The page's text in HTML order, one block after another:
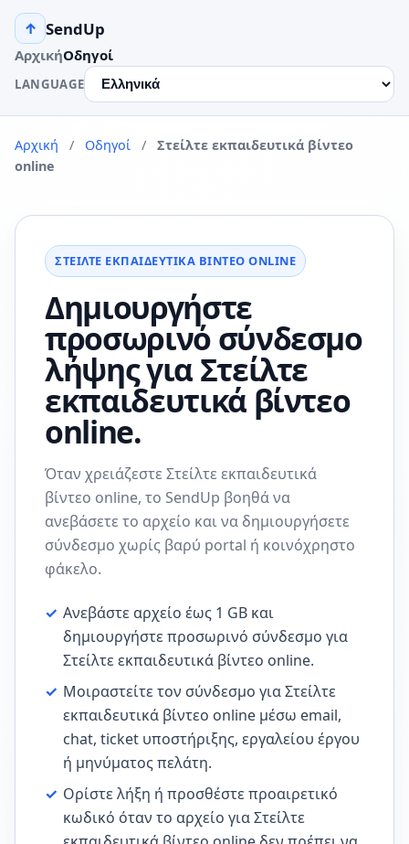
↑ SendUp
ΑρχικήΟδηγοί
LANGUAGE
Αρχική / Οδηγοί /
Στείλτε εκπαιδευτικά βίντεο
online
ΣΤΕΊΛΤΕ ΕΚΠΑΙΔΕΥΤΙΚΆ ΒΊΝΤΕΟ ONLINE
Δημιουργήστε
προσωρινό σύνδεσμο
λήψης για Στείλτε
εκπαιδευτικά βίντεο
online.
Όταν χρειάζεστε Στείλτε εκπαιδευτικά
βίντεο online, το SendUp βοηθά να
ανεβάσετε το αρχείο και να δημιουργήσετε
σύνδεσμο χωρίς βαρύ portal ή κοινόχρηστο
φάκελο.
✓ Ανεβάστε αρχείο έως 1 GB και
δημιουργήστε προσωρινό σύνδεσμο για
Στείλτε εκπαιδευτικά βίντεο online.
✓ Μοιραστείτε τον σύνδεσμο για Στείλτε
εκπαιδευτικά βίντεο online μέσω email,
chat, ticket υποστήριξης, εργαλείου έργου
ή μηνύματος πελάτη.
✓ Ορίστε λήξη ή προσθέστε προαιρετικό
κωδικό όταν το αρχείο για Στείλτε